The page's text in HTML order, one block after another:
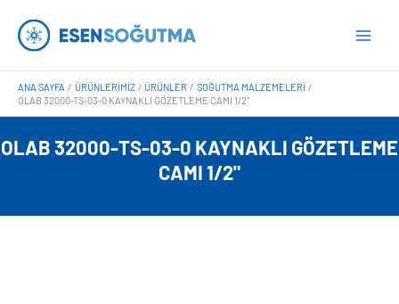
atla
ANA SAYFA ÜRÜNLERIMIZ ÜRÜNLER
SOĞUTMA MALZEMELERI
OLAB 32000-TS-03-0 KAYNAKLI GÖZETLEME CAMI 1/2″
OLAB 32000-TS-03-0 KAYNAKLI GÖZETLEME
CAMI 1/2"